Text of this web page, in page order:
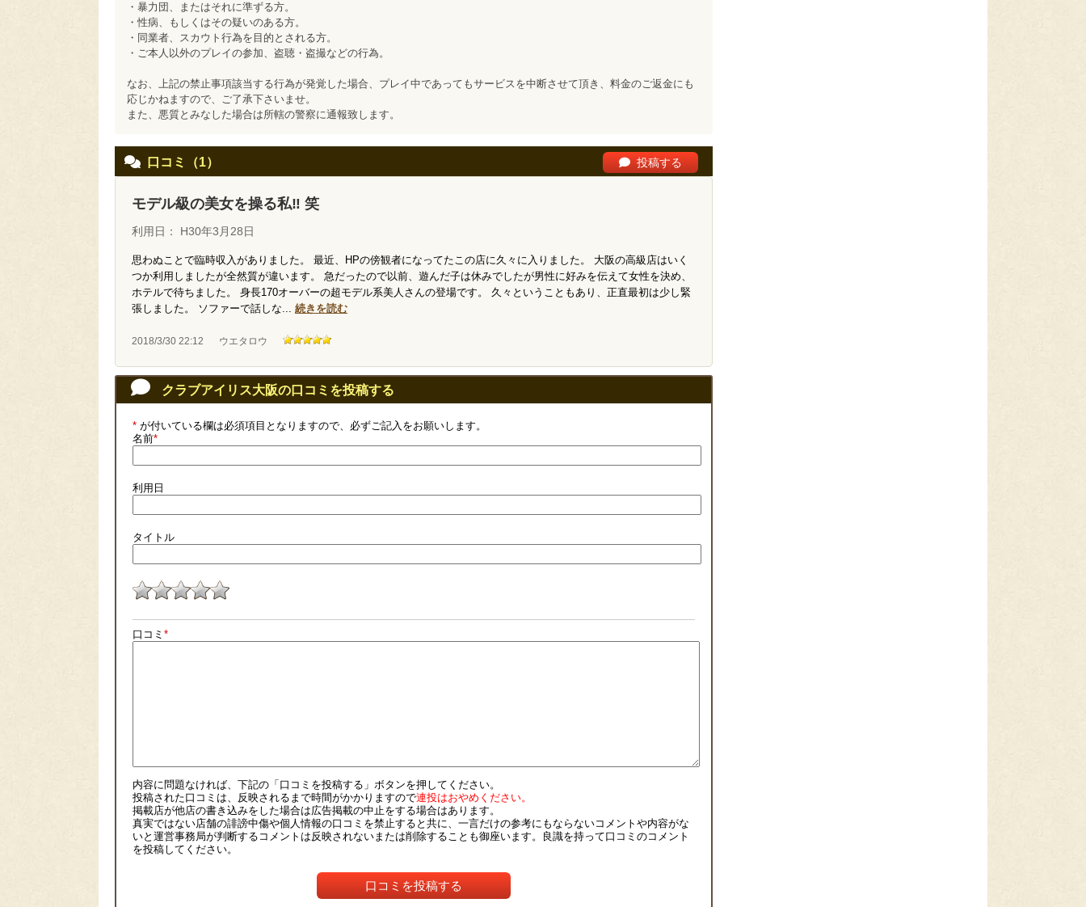
・暴力団、またはそれに準ずる方。
・性病、もしくはその疑いのある方。
・同業者、スカウト行為を目的とされる方。
・ご本人以外のプレイの参加、盗聴・盗撮などの行為。
なお、上記の禁止事項該当する行為が発覚した場合、プレイ中であってもサービスを中断させて頂き、料金のご返金にも
応じかねますので、ご了承下さいませ。
また、悪質とみなした場合は所轄の警察に通報致します。
口コミ（1） 投稿する
モデル級の美女を操る私‼ 笑
利用日： H30年3月28日
思わぬことで臨時収入がありました。 最近、HPの傍観者になってたこの店に久々に入りました。 大阪の高級店はいく
つか利用しましたが全然質が違います。 急だったので以前、遊んだ子は休みでしたが男性に好みを伝えて女性を決め、
ホテルで待ちました。 身長170オーバーの超モデル系美人さんの登場です。 久々ということもあり、正直最初は少し緊
張しました。 ソファーで話しな... 続きを読む
2018/3/30 22:12 ウエタロウ
クラブアイリス大阪の口コミを投稿する
* が付いている欄は必須項目となりますので、必ずご記入をお願いします。
名前*
利用日
タイトル
口コミ *
内容に問題なければ、下記の「口コミを投稿する」ボタンを押してください。
投稿された口コミは、反映されるまで時間がかかりますので連投はおやめください。
掲載店が他店の書き込みをした場合は広告掲載の中止をする場合はあります。
真実ではない店舗の誹謗中傷や個人情報の口コミを禁止すると共に、一言だけの参考にもならないコメントや内容がな
いと運営事務局が判断するコメントは反映されないまたは削除することも御座います。良識を持って口コミのコメント
を投稿してください。